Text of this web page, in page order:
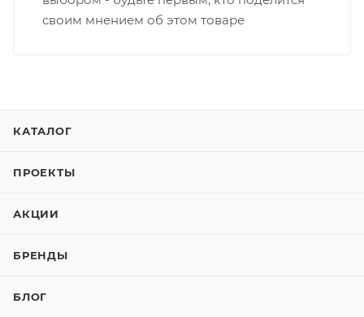
своим мнением об этом товаре
КАТАЛОГ
ПРОЕКТЫ
АКЦИИ
БРЕНДЫ
БЛОГ